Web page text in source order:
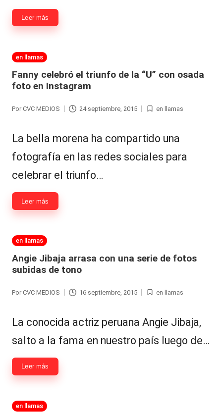
Leer más
Publicada
en llamas
Fanny celebró el triunfo de la “U” con osada
foto en Instagram
Por CVC MEDIOS 24 septiembre, 2015
Publicada
en llamas
La bella morena ha compartido una
fotografía en las redes sociales para
celebrar el triunfo…
Leer más
Publicada
en llamas
Angie Jibaja arrasa con una serie de fotos
subidas de tono
Publicado
Por CVC MEDIOS 16 septiembre, 2015
Publicada
en llamas
La conocida actriz peruana Angie Jibaja,
salto a la fama en nuestro país luego de…
Leer más
Publicada
en llamas